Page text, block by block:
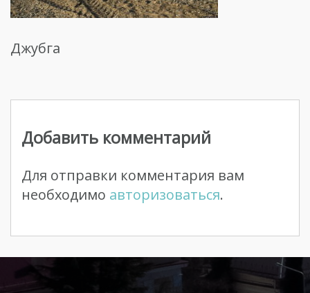
Джубга
Навигация
записям
Добавить комментарий
Для отправки комментария вам
необходимо авторизоваться.